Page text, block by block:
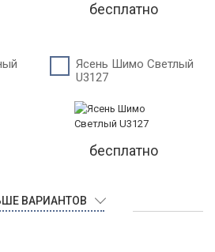
бесплатно
Ясень Шимо Светлый
U3127
бесплатно
ВАРИАНТОВ